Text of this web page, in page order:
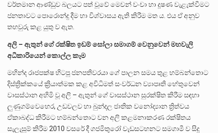
වර්තමාන ආණ්ඩුව බලයට පත් වූවේ මෙවන් වංචා හා දූෂණ වැළැක්වීමට
ජනතාවට පොරොන්දු දීම හා විශ්වාසය ඇති කිරීම මත ය. එය ඒ අනුව
තහවුරු කළ යුතු ව ඇත.
අලි – ඇතුන් ගේ රක්ෂිත ඉඩම් සෝලා සමාගම් වෙනුවෙන් මහවැලි
අධිකාරියෙන් කොල්ල කෑම
මහින්ද රාජපක්ෂ හිටපු ජනපතිවරයා ගේ පාලන සමය තුළ හම්බන්තොට
දිස්ත්‍රික්කයේ ක්‍රියාත්මක කළ අවිධිමත් සංවර්ධන ව්‍යාපෘති හේතුවෙන්
වාසස්ථාන අහිමි වූ අලි – ඇතුන් ගේ වාසස්ථාන සුරක්ෂිත කිරීම සඳහා
ලුණුගම්වෙහෙර, උඩවලව හා බුන්දල ජාතික වනෝද්‍යාන ත්‍රිත්වය
ඒකාබද්ධ කිරීමට හම්බන්තොට වන අලි කළමනාකරණ රක්ෂිතය
සැලැසුම් කිරීම 2010 වසරේ දී ගජමිතුරෝ වැඩසටහනට සමගාමී ව සිදු